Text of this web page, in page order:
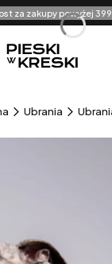
za zakupy powyżej 399
Ubrania